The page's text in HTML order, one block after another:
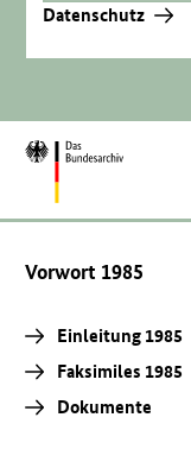
Datenschutz
Zur
Vorwort 1985
Einleitung 1985
Faksimiles 1985
Dokumente